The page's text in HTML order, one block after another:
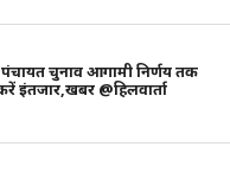
चुनाव आगामी निर्णय तक
@हिलवार्ता